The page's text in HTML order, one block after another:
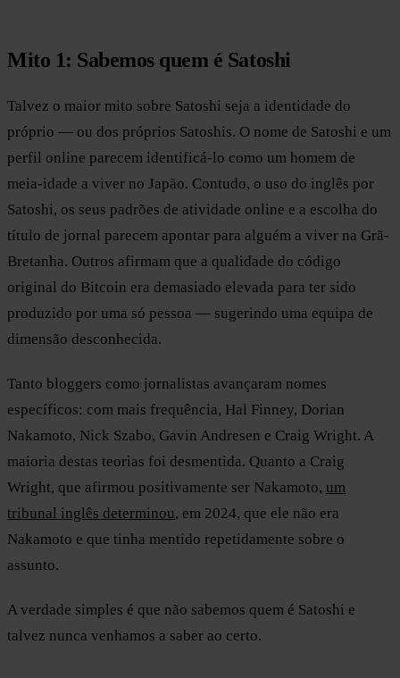
Mito 1: Sabemos quem é Satoshi
Talvez o maior mito sobre Satoshi seja a identidade do
próprio — ou dos próprios Satoshis. O nome de Satoshi e um
perfil online parecem identificá-lo como um homem de
meia-idade a viver no Japão. Contudo, o uso do inglês por
Satoshi, os seus padrões de atividade online e a escolha do
título de jornal parecem apontar para alguém a viver na Grã-
Bretanha. Outros afirmam que a qualidade do código
original do Bitcoin era demasiado elevada para ter sido
produzido por uma só pessoa — sugerindo uma equipa de
dimensão desconhecida.
Tanto bloggers como jornalistas avançaram nomes
específicos: com mais frequência, Hal Finney, Dorian
Nakamoto, Nick Szabo, Gavin Andresen e Craig Wright. A
maioria destas teorias foi desmentida. Quanto a Craig
Wright, que afirmou positivamente ser Nakamoto, um
tribunal inglês determinou, em 2024, que ele não era
Nakamoto e que tinha mentido repetidamente sobre o
assunto.
A verdade simples é que não sabemos quem é Satoshi e
talvez nunca venhamos a saber ao certo.